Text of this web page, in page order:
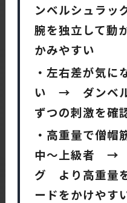
ンベルシュラ
腕を独立して動
かみやすい
・左右差が気に
い → ダンベ
ずつの刺激を確
・高重量で僧帽
中〜上級者 →
グ より高重量
ードをかけやす